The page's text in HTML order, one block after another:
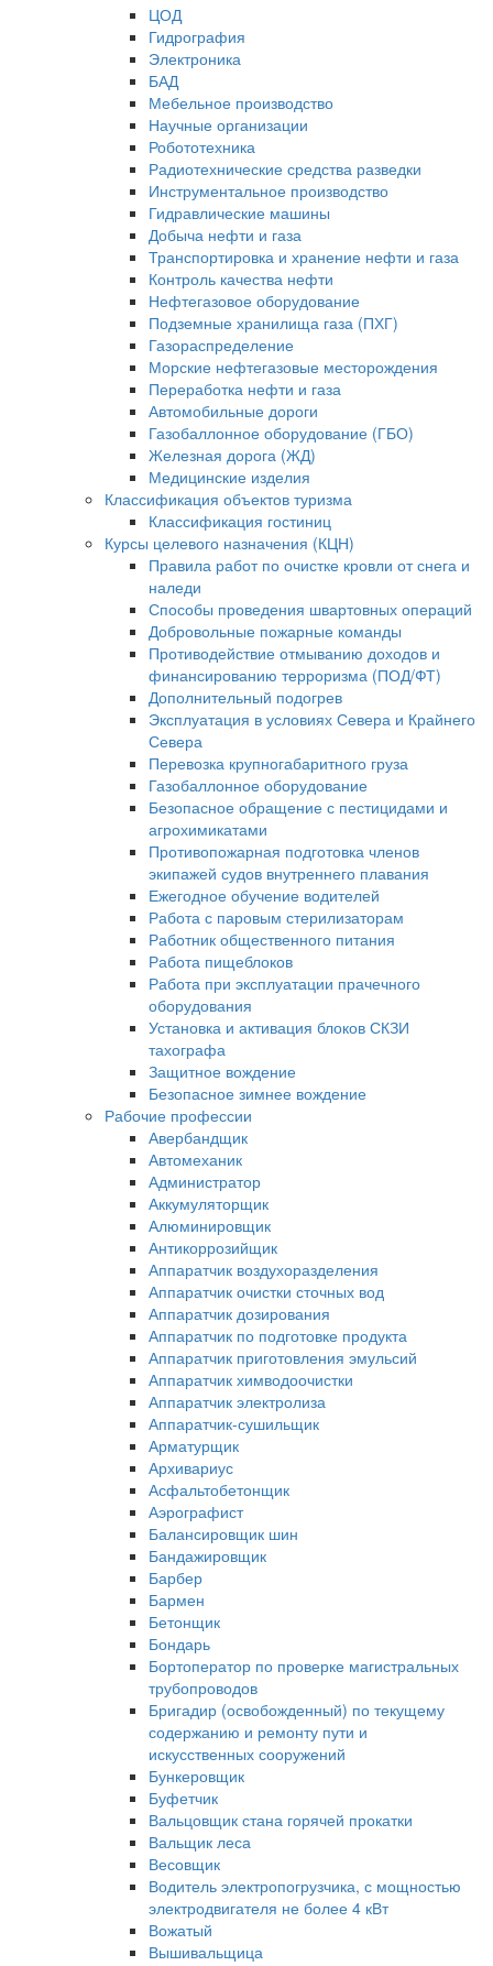
ЦОД
Гидрография
Электроника
БАД
Мебельное производство
Научные организации
Робототехника
Радиотехнические средства разведки
Инструментальное производство
Гидравлические машины
Добыча нефти и газа
Транспортировка и хранение нефти и газа
Контроль качества нефти
Нефтегазовое оборудование
Подземные хранилища газа (ПХГ)
Газораспределение
Морские нефтегазовые месторождения
Переработка нефти и газа
Автомобильные дороги
Газобаллонное оборудование (ГБО)
Железная дорога (ЖД)
Медицинские изделия
Классификация объектов туризма
Классификация гостиниц
Курсы целевого назначения (КЦН)
Правила работ по очистке кровли от снега и
наледи
Способы проведения швартовных операций
Добровольные пожарные команды
Противодействие отмыванию доходов и
финансированию терроризма (ПОД/ФТ)
Дополнительный подогрев
Эксплуатация в условиях Севера и Крайнего
Севера
Перевозка крупногабаритного груза
Газобаллонное оборудование
Безопасное обращение с пестицидами и
агрохимикатами
Противопожарная подготовка членов
экипажей судов внутреннего плавания
Ежегодное обучение водителей
Работа с паровым стерилизаторам
Работник общественного питания
Работа пищеблоков
Работа при эксплуатации прачечного
оборудования
Установка и активация блоков СКЗИ
тахографа
Защитное вождение
Безопасное зимнее вождение
Рабочие профессии
Авербандщик
Автомеханик
Администратор
Аккумуляторщик
Алюминировщик
Антикоррозийщик
Аппаратчик воздухоразделения
Аппаратчик очистки сточных вод
Аппаратчик дозирования
Аппаратчик по подготовке продукта
Аппаратчик приготовления эмульсий
Аппаратчик химводоочистки
Аппаратчик электролиза
Аппаратчик-сушильщик
Арматурщик
Архивариус
Асфальтобетонщик
Аэрографист
Балансировщик шин
Бандажировщик
Барбер
Бармен
Бетонщик
Бондарь
Бортоператор по проверке магистральных
трубопроводов
Бригадир (освобожденный) по текущему
содержанию и ремонту пути и
искусственных сооружений
Бункеровщик
Буфетчик
Вальцовщик стана горячей прокатки
Вальщик леса
Весовщик
Водитель электропогрузчика, с мощностью
электродвигателя не более 4 кВт
Вожатый
Вышивальщица